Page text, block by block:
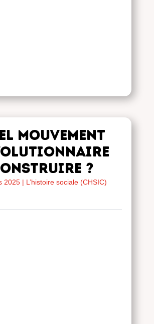
mouvement
?
2025 | L’histoire sociale (CHSIC)